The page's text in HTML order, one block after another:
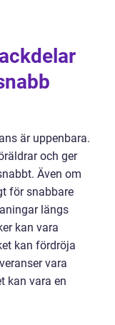
är uppenbara.
och ger
Även om
för snabbare
längs
kan vara
kan fördröja
vara
kan vara en